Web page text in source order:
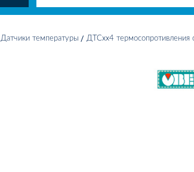
Датчики температуры ДТСхх4 термосопротивления